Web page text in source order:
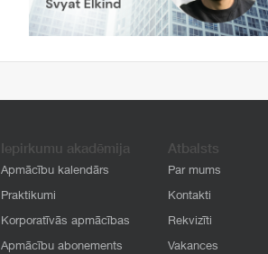
Iepirkumu akadēmija
Apmācību kalendārs
Praktikumi
Korporatīvās apmācības
Apmācību abonements
Atbalsts
Par mums
Kontakti
Rekvizīti
Vakances